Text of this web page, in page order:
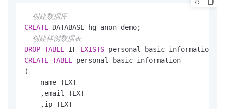
--创建数据库
CREATE
--创建样例数据表
DROP TABLE IF EXISTS
CREATE TABLE personal_basic_information
(
    name TEXT
    ,email TEXT
    ,ip TEXT